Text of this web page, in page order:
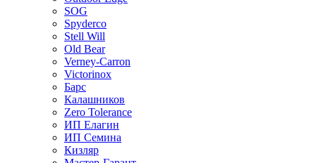
SOG
Spyderco
Stell Will
Old Bear
Verney-Carron
Victorinox
Барс
Калашников
Zero Tolerance
ИП Елагин
ИП Семина
Кизляр